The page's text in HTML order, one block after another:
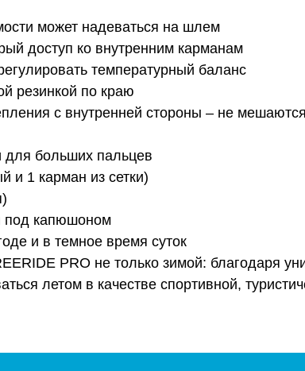
может надеваться на шлем
доступ ко внутренним карманам
температурный баланс
резинкой по краю
с внутренней стороны – не
для больших пальцев
и 1 карман из сетки)
под капюшоном
и в темное время суток
PRO не только зимой: благодаря
летом в качестве спортивной,